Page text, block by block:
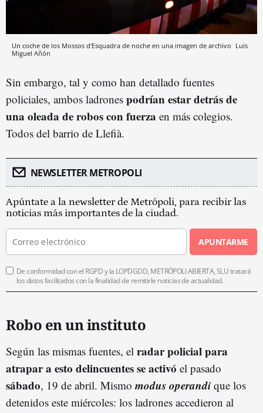
Un coche de los Mossos d'Esquadra de noche en una imagen de archivo Luis
Miguel Añón
Sin embargo, tal y como han detallado fuentes
policiales, ambos ladrones podrían estar detrás de
una oleada de robos con fuerza en más colegios.
Todos del barrio de Llefià.
NEWSLETTER METROPOLI
Apúntate a la newsletter de Metrópoli, para recibir las
noticias más importantes de la ciudad.
APUNTARME
De conformidad con el RGPD y la LOPDGDD, METRÓPOLI ABIERTA, SLU tratará
los datos facilitados con la finalidad de remitirle noticias de actualidad.
Robo en un instituto
Según las mismas fuentes, el radar policial para
atrapar a esto delincuentes se activó el pasado
sábado, 19 de abril. Mismo modus operandi que los
detenidos este miércoles: los ladrones accedieron al